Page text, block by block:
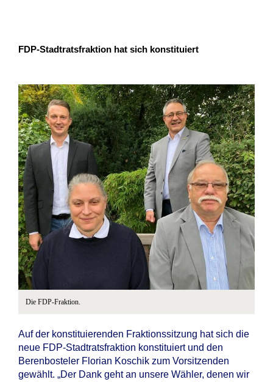
FDP-Stadtratsfraktion hat sich konstituiert
Die FDP-Fraktion.
Auf der konstituierenden Fraktionssitzung hat sich die
neue FDP-Stadtratsfraktion konstituiert und den
Berenbosteler Florian Koschik zum Vorsitzenden
gewählt. „Der Dank geht an unsere Wähler, denen wir